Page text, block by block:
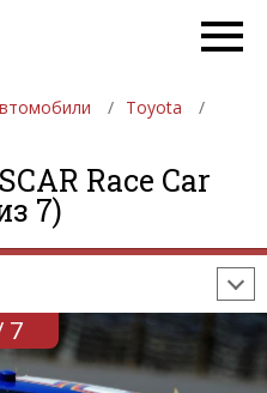
Toyota
Race Car
7)
ДЕВУШКИ
1
7